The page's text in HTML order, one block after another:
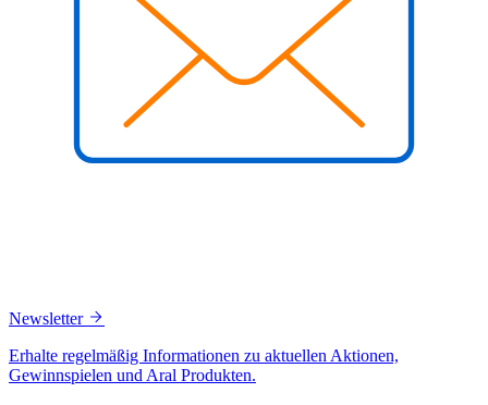
Newsletter
Erhalte regelmäßig Informationen zu aktuellen Aktionen,
Gewinnspielen und Aral Produkten.